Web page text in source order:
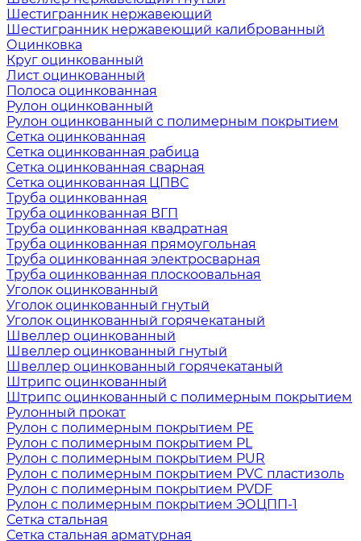
Шестигранник нержавеющий
Шестигранник нержавеющий калиброванный
Оцинковка
Круг оцинкованный
Лист оцинкованный
Полоса оцинкованная
Рулон оцинкованный
Рулон оцинкованный с полимерным покрытием
Сетка оцинкованная
Сетка оцинкованная рабица
Сетка оцинкованная сварная
Сетка оцинкованная ЦПВС
Труба оцинкованная
Труба оцинкованная ВГП
Труба оцинкованная квадратная
Труба оцинкованная прямоугольная
Труба оцинкованная электросварная
Труба оцинкованная плоскоовальная
Уголок оцинкованный
Уголок оцинкованный гнутый
Уголок оцинкованный горячекатаный
Швеллер оцинкованный
Швеллер оцинкованный гнутый
Швеллер оцинкованный горячекатаный
Штрипс оцинкованный
Штрипс оцинкованный с полимерным покрытием
Рулонный прокат
Рулон с полимерным покрытием PE
Рулон с полимерным покрытием PL
Рулон с полимерным покрытием PUR
Рулон с полимерным покрытием PVC пластизоль
Рулон с полимерным покрытием PVDF
Рулон с полимерным покрытием ЭОЦПП-1
Сетка стальная
Сетка стальная арматурная